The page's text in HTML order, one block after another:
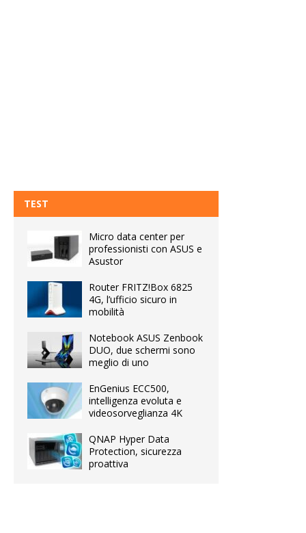
TEST
Micro data center per
professionisti con ASUS e
Asustor
Router FRITZ!Box 6825
4G, l’ufficio sicuro in
mobilità
Notebook ASUS Zenbook
DUO, due schermi sono
meglio di uno
EnGenius ECC500,
intelligenza evoluta e
videosorveglianza 4K
QNAP Hyper Data
Protection, sicurezza
proattiva